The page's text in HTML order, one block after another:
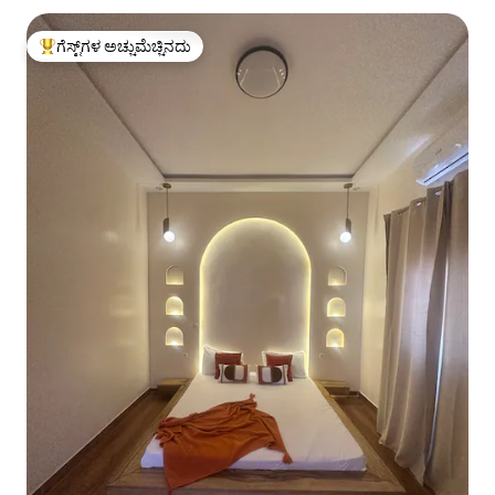
ಗೆಸ್ಟ್‌ಗಳಿಗೆ ಅತಿ ಹೆಚ್ಚು ಅಚ್ಚುಮೆಚ್ಚಿನದು
ಗೆಸ್ಟ್‌ಗಳ ಅಚ್ಚುಮೆಚ್ಚಿನದು